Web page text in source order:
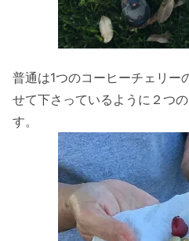
普通は1つのコーヒーチェリー
せて下さっているように２つ
す。